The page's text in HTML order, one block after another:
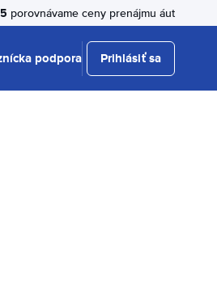
porovnávame ceny prenájmu áut
podpora Prihlásiť sa